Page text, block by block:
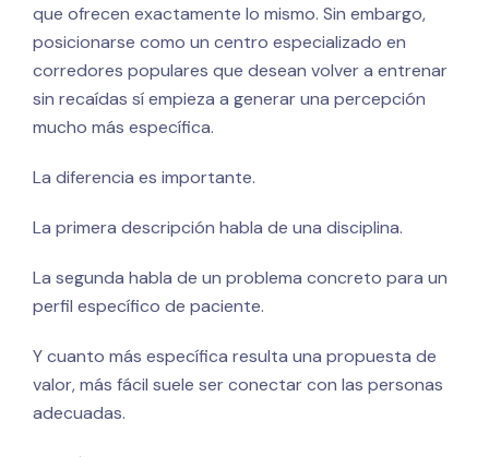
que ofrecen exactamente lo mismo. Sin embargo,
posicionarse como un centro especializado en
corredores populares que desean volver a entrenar
sin recaídas sí empieza a generar una percepción
mucho más específica.
La diferencia es importante.
La primera descripción habla de una disciplina.
La segunda habla de un problema concreto para un
perfil específico de paciente.
Y cuanto más específica resulta una propuesta de
valor, más fácil suele ser conectar con las personas
adecuadas.